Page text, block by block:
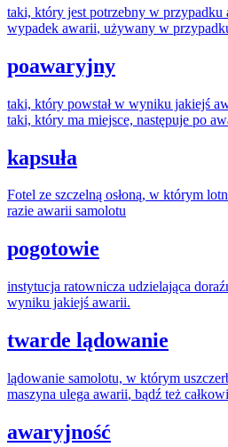
taki, który jest potrzebny w przypadku
wypadek awarii, używany w
poawaryjny
taki, który powstał w wyniku jakiejś
taki, który ma miejsce, następuje po
kapsuła
Fotel ze szczelną osłoną, w którym
razie awarii samolotu
pogotowie
instytucja ratownicza udzielająca
wyniku jakiejś awarii.
twarde lądowanie
lądowanie samolotu, w którym
maszyna ulega awarii, bądź też
awaryjność